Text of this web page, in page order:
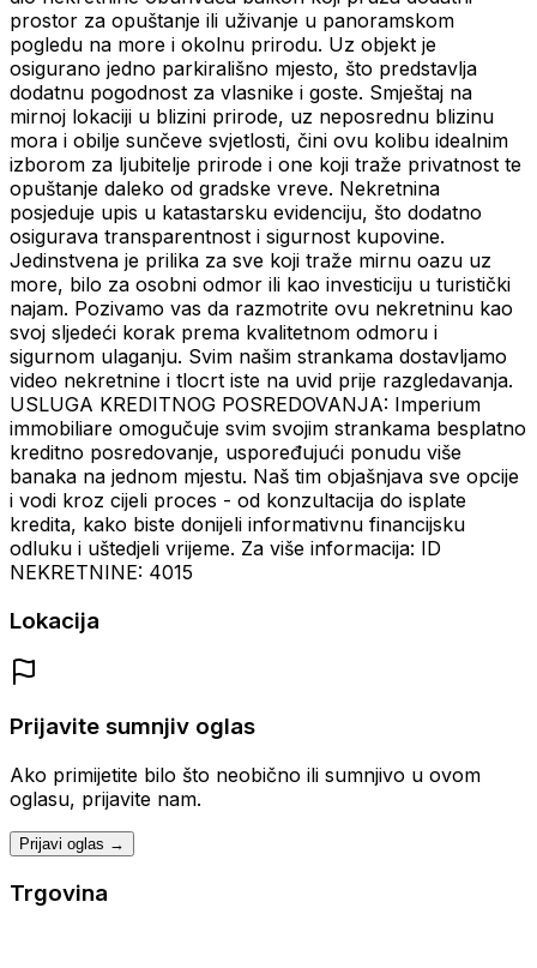
prostor za opuštanje ili uživanje u panoramskom
pogledu na more i okolnu prirodu. Uz objekt je
osigurano jedno parkirališno mjesto, što predstavlja
dodatnu pogodnost za vlasnike i goste. Smještaj na
mirnoj lokaciji u blizini prirode, uz neposrednu blizinu
mora i obilje sunčeve svjetlosti, čini ovu kolibu idealnim
izborom za ljubitelje prirode i one koji traže privatnost te
opuštanje daleko od gradske vreve. Nekretnina
posjeduje upis u katastarsku evidenciju, što dodatno
osigurava transparentnost i sigurnost kupovine.
Jedinstvena je prilika za sve koji traže mirnu oazu uz
more, bilo za osobni odmor ili kao investiciju u turistički
najam. Pozivamo vas da razmotrite ovu nekretninu kao
svoj sljedeći korak prema kvalitetnom odmoru i
sigurnom ulaganju. Svim našim strankama dostavljamo
video nekretnine i tlocrt iste na uvid prije razgledavanja.
USLUGA KREDITNOG POSREDOVANJA: Imperium
immobiliare omogučuje svim svojim strankama besplatno
kreditno posredovanje, uspoređujući ponudu više
banaka na jednom mjestu. Naš tim objašnjava sve opcije
i vodi kroz cijeli proces - od konzultacija do isplate
kredita, kako biste donijeli informativnu financijsku
odluku i uštedjeli vrijeme. Za više informacija: ID
NEKRETNINE: 4015
Lokacija
Prijavite sumnjiv oglas
Ako primijetite bilo što neobično ili sumnjivo u ovom
oglasu, prijavite nam.
Prijavi oglas →
Trgovina